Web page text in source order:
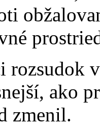
rozsudok
ako
zmenil.